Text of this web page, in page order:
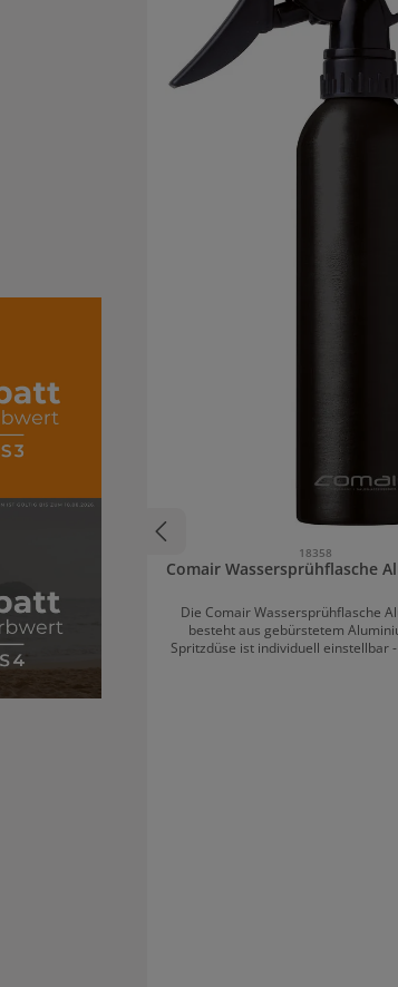
18358
Comair Wassersprühflasche
Die Comair Wassersprühflasche
besteht aus gebürstetem
Spritzdüse ist individuell einstellbar